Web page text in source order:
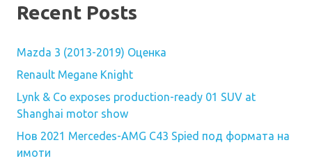
Recent Posts
Mazda 3 (2013-2019) Оценка
Renault Megane Knight
Lynk & Co exposes production-ready 01 SUV at
Shanghai motor show
Нов 2021 Mercedes-AMG C43 Spied под формата на
имоти